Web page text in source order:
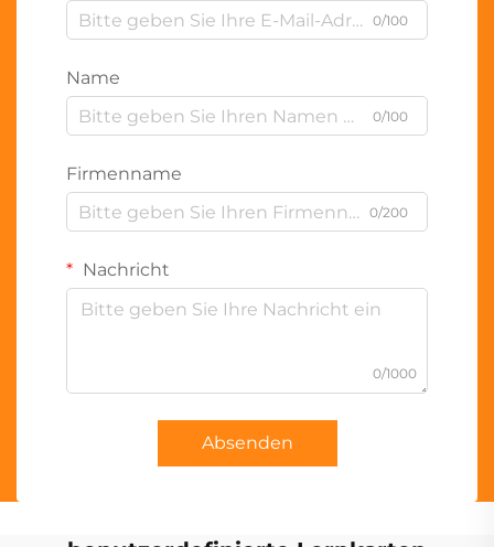
0/100
Name
0/100
Firmenname
0/200
Nachricht
0/1000
Absenden